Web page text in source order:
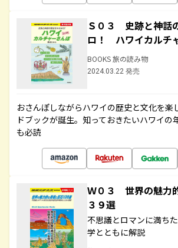
Ｓ０３ 史跡と神話
ロ！ ハワイカルチ
BOOKS 旅の読み物
2024.03.22 発売
おさんぽしながらハワイの歴史と文化を楽
ドブックが誕生。知っておきたいハワイの
も必読
Ｗ０３ 世界の魅力
３９選
不思議とロマンに満ち
学とともに解説